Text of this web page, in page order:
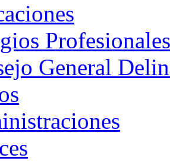
Profesionales
General